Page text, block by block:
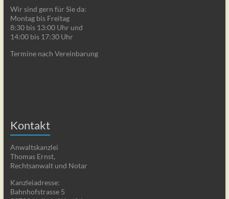
Wir sind gern für Sie da:
Montag bis Freitag
8:30 bis 13:00 Uhr und
14:00 bis 17:30 Uhr
Termine nach Vereinbarung
Kontakt
Anwaltskanzlei
Thomas Ernst,
Rechtsanwalt und Notar
Kanzleiadresse:
Bahnhofstrasse 5